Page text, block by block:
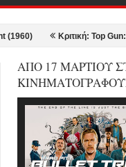
Κριτική: Top Gun:
ΑΠΟ 17 ΜΑΡΤΙΟΥ